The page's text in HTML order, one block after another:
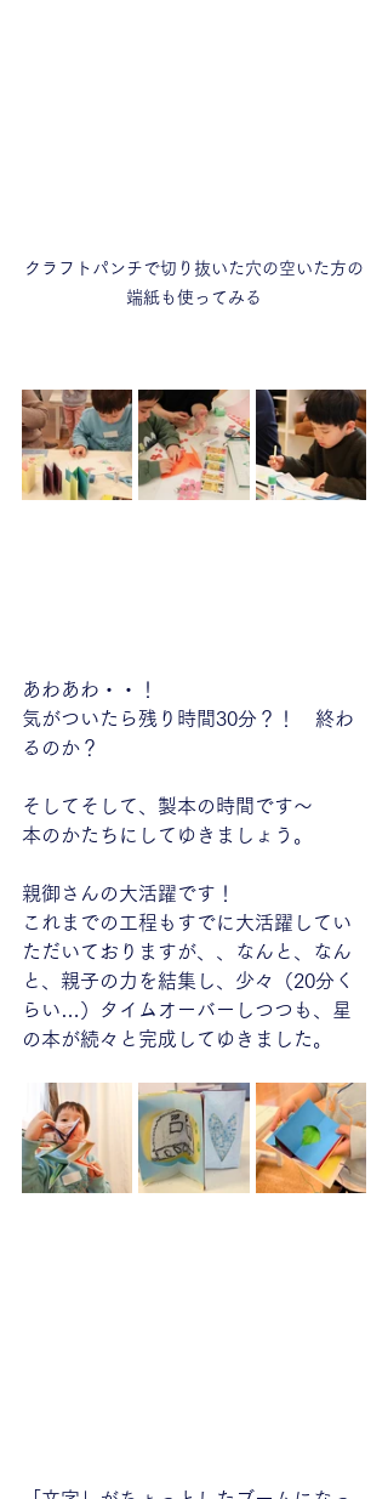
クラフトパンチで切り抜いた穴の空いた方の
端紙も使ってみる
あわあわ・・！
気がついたら残り時間30分？！　終わ
るのか？
そしてそして、製本の時間です〜
本のかたちにしてゆきましょう。
親御さんの大活躍です！
これまでの工程もすでに大活躍してい
ただいておりますが、、なんと、なん
と、親子の力を結集し、少々（20分く
らい…）タイムオーバーしつつも、星
の本が続々と完成してゆきました。